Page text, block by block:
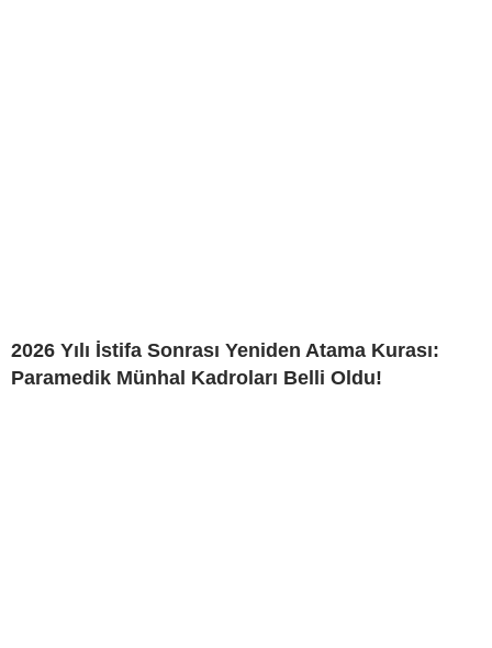
2026 Yılı İstifa Sonrası Yeniden Atama Kurası:
Paramedik Münhal Kadroları Belli Oldu!